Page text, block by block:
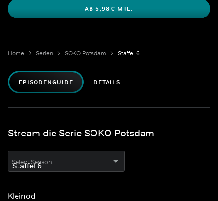
AB 5,98 € MTL.
Home Serien SOKO Potsdam Staffel 6
EPISODENGUIDE DETAILS
Stream die Serie SOKO Potsdam
Select Season
Kleinod